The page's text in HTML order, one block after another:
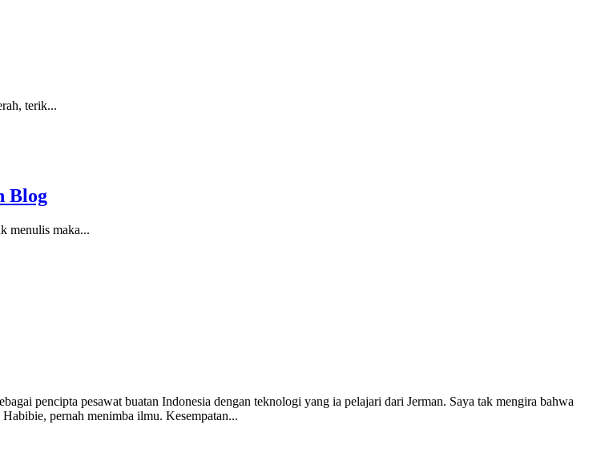
terik...
Blog
menulis maka...
pencipta pesawat buatan Indonesia dengan teknologi yang ia pelajari dari Jerman. Saya tak mengira bahwa
pernah menimba ilmu. Kesempatan...